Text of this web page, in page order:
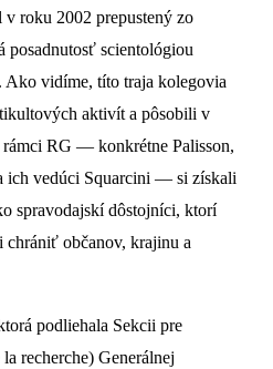
roku 2002 prepustený zo
posadnutosť scientológiou
Ako vidíme, títo traja kolegovia
aktivít a pôsobili v
RG — konkrétne Palisson,
ich vedúci Squarcini — si získali
spravodajskí dôstojníci, ktorí
chrániť občanov, krajinu a
podliehala Sekcii pre
recherche) Generálnej